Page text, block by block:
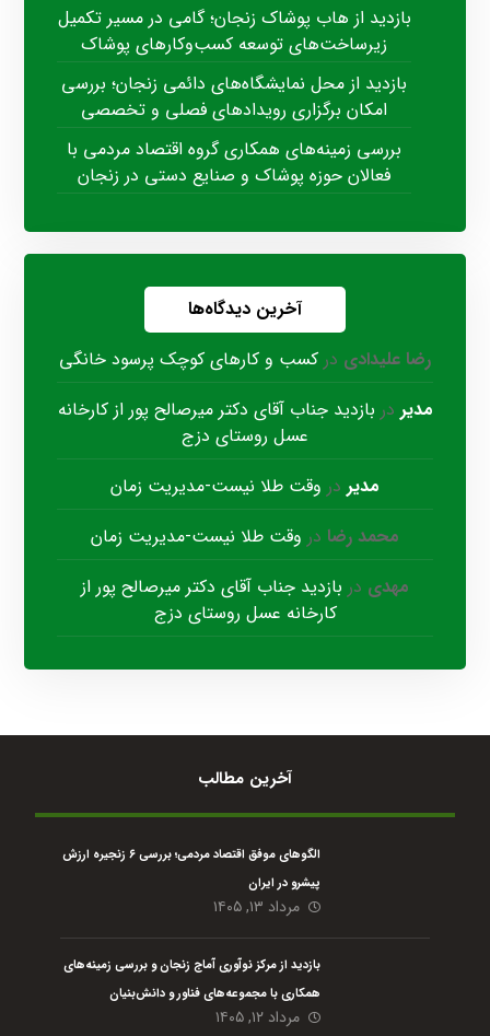
بازدید از هاب پوشاک زنجان؛ گامی در مسیر تکمیل
زیرساخت‌های توسعه کسب‌وکارهای پوشاک
بازدید از محل نمایشگاه‌های دائمی زنجان؛ بررسی
امکان برگزاری رویدادهای فصلی و تخصصی
بررسی زمینه‌های همکاری گروه اقتصاد مردمی با
فعالان حوزه پوشاک و صنایع دستی در زنجان
آخرین دیدگاه‌ها
رضا علیدادی در کسب و کارهای کوچک پرسود خانگی
مدیر در بازدید جناب آقای دکتر میرصالح پور از کارخانه
عسل روستای دزج
مدیر در وقت طلا نیست-مدیریت زمان
محمد رضا در وقت طلا نیست-مدیریت زمان
مهدی در بازدید جناب آقای دکتر میرصالح پور از
کارخانه عسل روستای دزج
آخرین مطالب
الگوهای موفق اقتصاد مردمی؛ بررسی ۶ زنجیره ارزش
پیشرو در ایران
مرداد ۱۳, ۱۴۰۵
بازدید از مرکز نوآوری آماج زنجان و بررسی زمینه‌های
همکاری با مجموعه‌های فناور و دانش‌بنیان
مرداد ۱۲, ۱۴۰۵